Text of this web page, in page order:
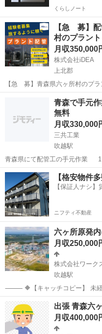
くらしノート
【急 募】配
村のプラン
月収350,000
株式会社iDEA
上北郡
【急 募】青森県六ヶ所村のプ
験者を募集しています。 大規模な現場で仕事量も安定。これまでの経
験・資格をしっかり活かせるポ
郡六ヶ所村（日本原燃 再処理...
上北郡 その他 社
青森で手元
無料
月収330,000
三共工業
吹越駅
青森県にて配管工の手元作業 1
万3000円！ 青森県まで行く交通費も全額支給！ アパート代、水道、
光熱費全額負担します！ アパートも1人部屋です！ 持ち物は、安全靴
と作業着...
青森 上北郡 吹越駅 そ
【格安物件
【保証人ナシ】
ニフティ不動産
六ヶ所原発
月収250,000
株式会社ワーク
吹越駅
⸻ 🔶【キャッチコピー】 未経験から、地域の安全を守るプロへ。
あなたの目が、六ヶ所の未来を
経験よりも、誠実さと責任感を重視します。 ⸻
原子燃料サイクル施...
吹越駅
月収400,000